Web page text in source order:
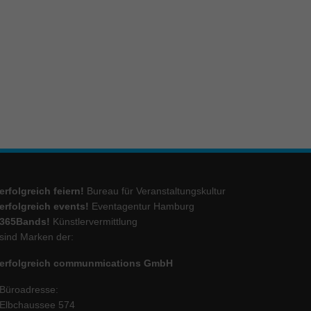
erfolgreich feiern! Bureau für Veranstaltungskultur
erfolgreich events! Eventagentur Hamburg
365Bands! Künstlervermittlung
sind Marken der:
erfolgreich communmications GmbH
Büroadresse:
Elbchaussee 574